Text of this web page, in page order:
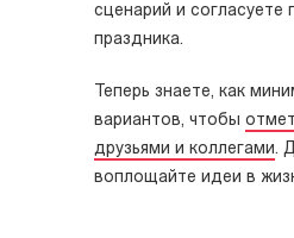
сценарий и согласуете
праздника.
Теперь знаете, как
вариантов, чтобы
друзьями и коллегами.
воплощайте идеи в